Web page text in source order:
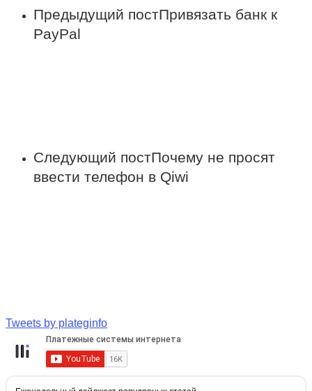
Предыдущий постПривязать банк к
PayPal
Следующий постПочему не просят
ввести телефон в Qiwi
Tweets by plateginfo